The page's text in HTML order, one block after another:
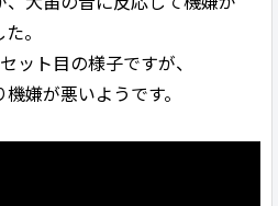
。
ット目の様子ですが、
嫌が悪いようです。